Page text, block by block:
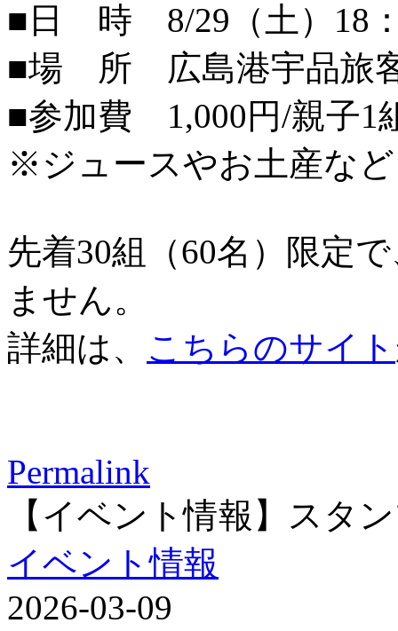
■日 時 8/29（土）18
■場 所 広島港宇品旅
■参加費 1,000円/親子1
※ジュースやお土産な
先着30組（60名）限定
ません。
詳細は、 こちらのサイト
Permalink
【イベント情報】スタ
イベント情報
2026-03-09